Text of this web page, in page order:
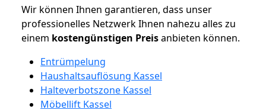
Wir können Ihnen garantieren, dass unser
professionelles Netzwerk Ihnen nahezu alles zu
einem kostengünstigen Preisanbieten können.
Entrümpelung
Haushaltsauflösung Kassel
Halteverbotszone Kassel
Möbellift Kassel